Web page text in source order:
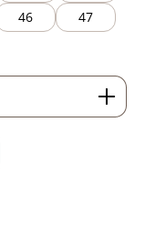
46
47
Wert ein